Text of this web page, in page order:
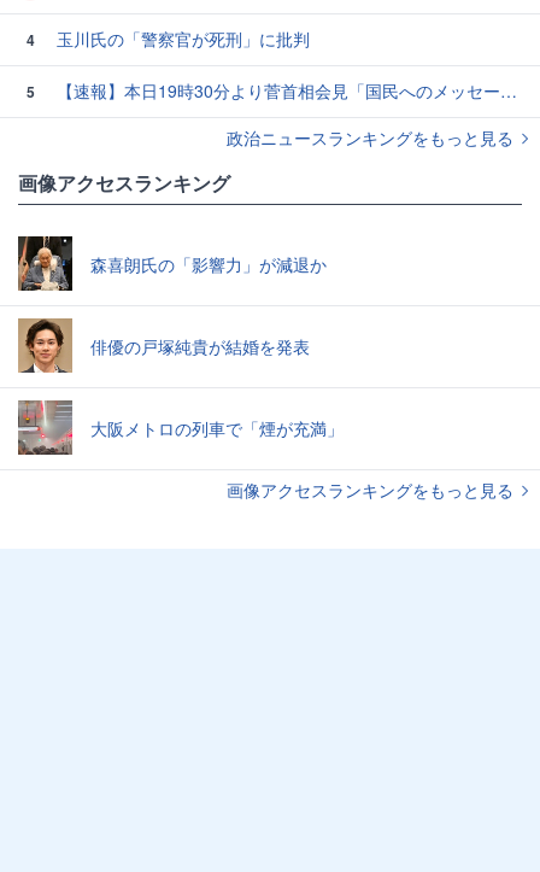
4 玉川氏の「警察官が死刑」に批判
5
【速報】本日19時30分より菅首相会見「国民へのメッセージ」
政治ニュースランキングをもっと見る
画像アクセスランキング
森喜朗氏の「影響力」が減退か
俳優の戸塚純貴が結婚を発表
大阪メトロの列車で「煙が充満」
画像アクセスランキングをもっと見る